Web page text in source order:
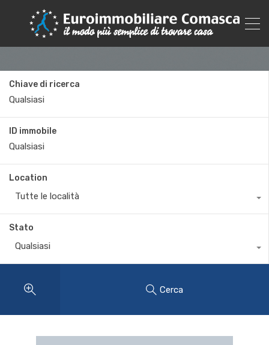
Chiave di ricerca
ID immobile
Location
Tutte le località
Stato
Qualsiasi
Cerca